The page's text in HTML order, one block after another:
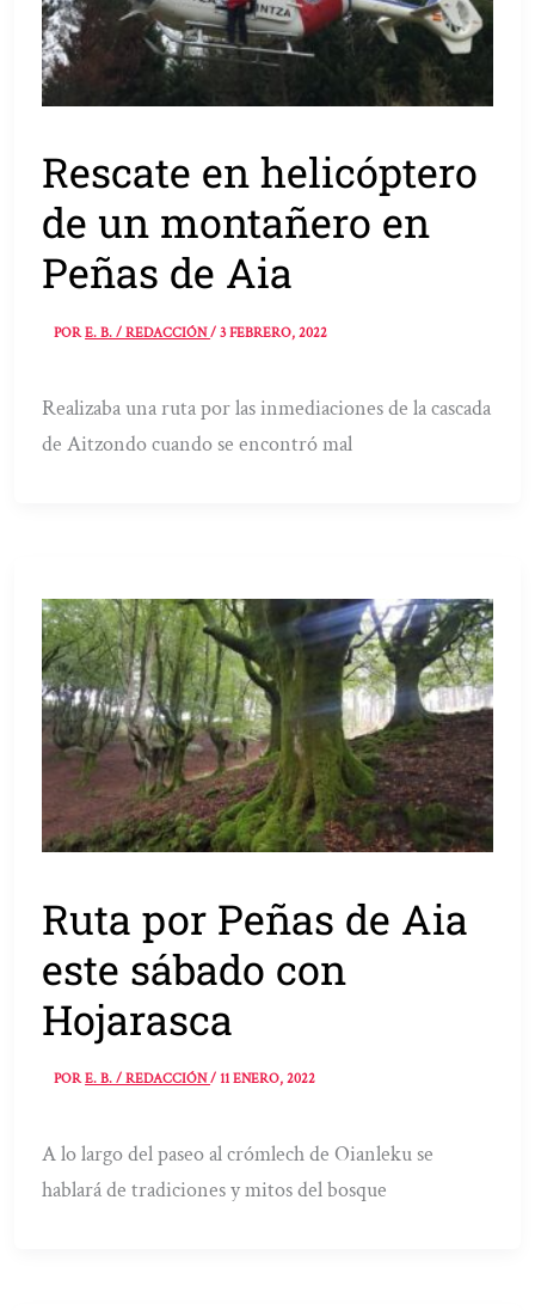
Rescate en helicóptero
de un montañero en
Peñas de Aia
PORE. B. / REDACCIÓN/3 FEBRERO, 2022
Realizaba una ruta por las inmediaciones de la cascada
de Aitzondo cuando se encontró mal
Ruta por Peñas de Aia
este sábado con
Hojarasca
PORE. B. / REDACCIÓN/11 ENERO, 2022
A lo largo del paseo al crómlech de Oianleku se
hablará de tradiciones y mitos del bosque